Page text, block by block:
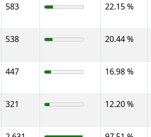
583 22.15 %
538 20.44 %
447 16.98 %
321 12.20 %